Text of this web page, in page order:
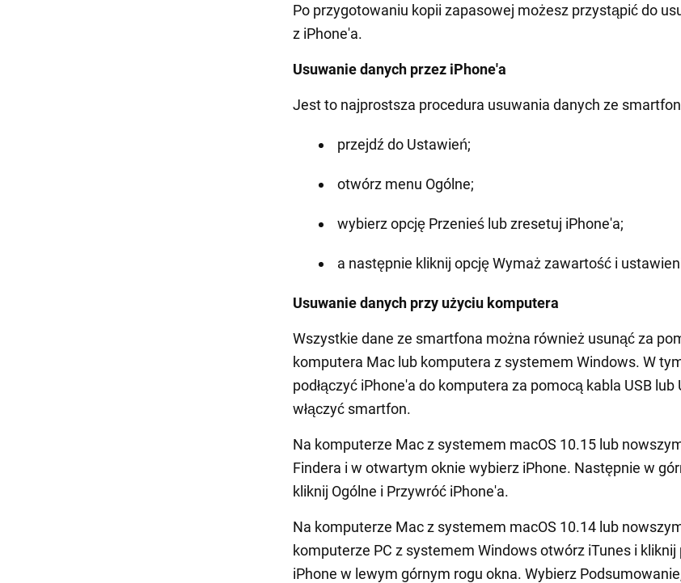
Po przygotowaniu kopii zapasowej możesz przystąpić do
z iPhone'a.
Usuwanie danych przez iPhone'a
Jest to najprostsza procedura usuwania danych ze
przejdź do Ustawień;
otwórz menu Ogólne;
wybierz opcję Przenieś lub zresetuj iPhone'a;
a następnie kliknij opcję Wymaż zawartość i
Usuwanie danych przy użyciu komputera
Wszystkie dane ze smartfona można również usunąć za
komputera Mac lub komputera z systemem Windows. W
podłączyć iPhone'a do komputera za pomocą kabla USB lub
włączyć smartfon.
Na komputerze Mac z systemem macOS 10.15 lub
Findera i w otwartym oknie wybierz iPhone. Następnie w
kliknij Ogólne i Przywróć iPhone'a.
Na komputerze Mac z systemem macOS 10.14 lub
komputerze PC z systemem Windows otwórz iTunes i kliknij
iPhone w lewym górnym rogu okna. Wybierz